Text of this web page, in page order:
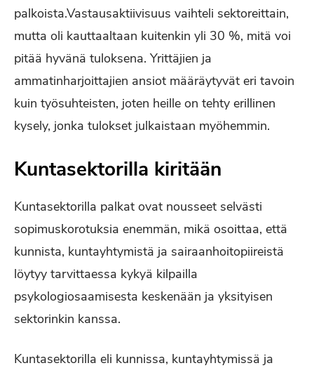
palkoista.Vastausaktiivisuus vaihteli sektoreittain,
mutta oli kauttaaltaan kuitenkin yli 30 %, mitä voi
pitää hyvänä tuloksena. Yrittäjien ja
ammatinharjoittajien ansiot määräytyvät eri tavoin
kuin työsuhteisten, joten heille on tehty erillinen
kysely, jonka tulokset julkaistaan myöhemmin.
Kuntasektorilla kiritään
Kuntasektorilla palkat ovat nousseet selvästi
sopimuskorotuksia enemmän, mikä osoittaa, että
kunnista, kuntayhtymistä ja sairaanhoitopiireistä
löytyy tarvittaessa kykyä kilpailla
psykologiosaamisesta keskenään ja yksityisen
sektorinkin kanssa.
Kuntasektorilla eli kunnissa, kuntayhtymissä ja